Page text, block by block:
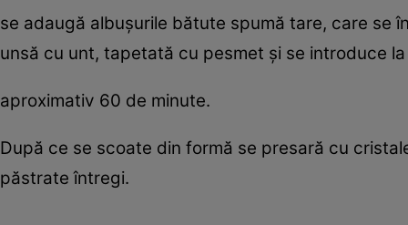
se adaugă albuşurile bătute spumă tare, care se
unsă cu unt, tapetată cu pesmet şi se introduce
aproximativ 60 de minute.
După ce se scoate din formă se presară cu
păstrate întregi.